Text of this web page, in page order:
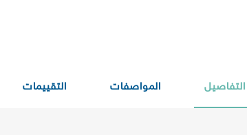
التفاصيل المواصفات التقييمات